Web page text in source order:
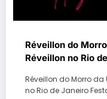
Réveillon do
Réveillon no Rio
Réveillon do Morro da
no Rio de Janeiro